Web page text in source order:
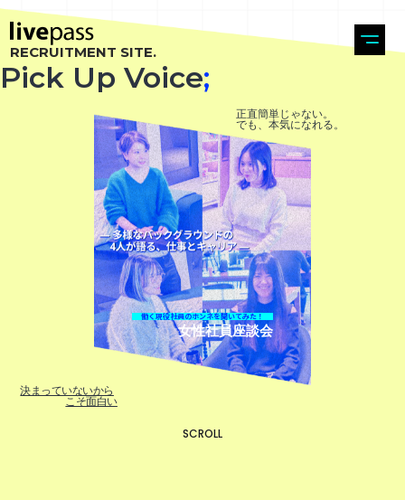
RECRUITMENT SITE.
Pick Up Voice;
正直簡単じゃない。
でも、本気になれる。
働く現役社員のホンネを聞いてみた！
女性社員座談会
決まっていないから
こそ面白い
SCROLL